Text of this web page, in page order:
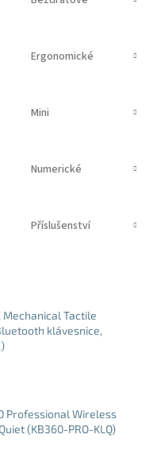
Ergonomické
Mini
Numerické
Příslušenství
Mechanical Tactile
klávesnice,
Professional Wireless
(KB360-PRO-KLQ)